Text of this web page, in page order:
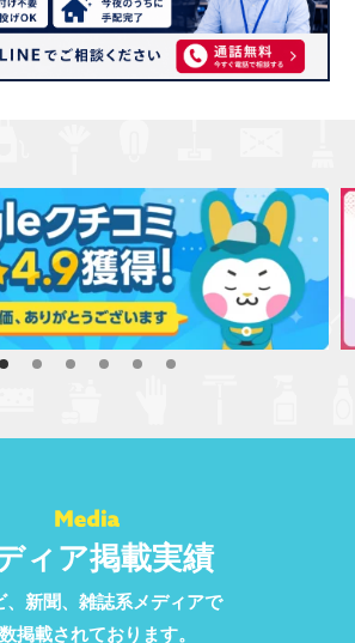
ィア掲載実績
、新聞、雑誌系メディアで
掲載されております。